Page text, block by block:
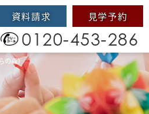
資料請求 見学予約
0120-453-286
の森）